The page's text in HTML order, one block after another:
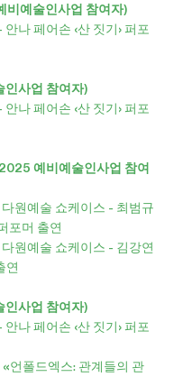
예술인사업 참여자)
나 페어손 ‹산 짓기› 퍼포
사업 참여자)
나 페어손 ‹산 짓기› 퍼포
예비예술인사업 참여
원예술 쇼케이스 - 최범규
포머 출연
원예술 쇼케이스 - 김강연
연
사업 참여자)
나 페어손 ‹산 짓기› 퍼포
언폴드엑스: 관계들의 관